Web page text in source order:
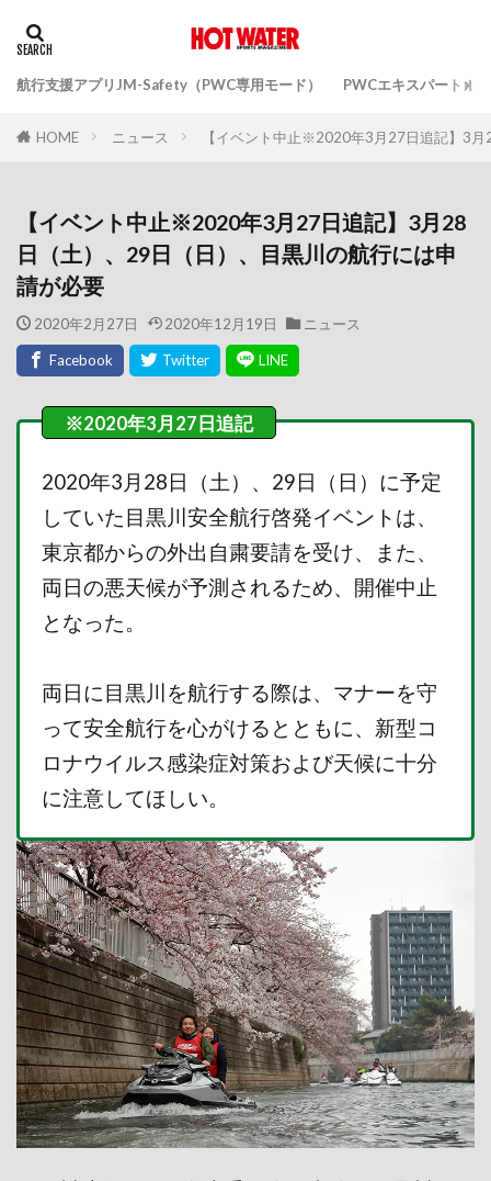
航行支援アプリJM-Safety（PWC専用モード） PWCエキスパートガ
HOME ニュース 【イベント中止※2020年3月27日追記】3
【イベント中止※2020年3月27日追記】3月28
日（土）、29日（日）、目黒川の航行には申
請が必要
2020年2月27日 2020年12月19日 ニュース
2020年3月28日（土）、29日（日）に予定
していた目黒川安全航行啓発イベントは、
東京都からの外出自粛要請を受け、また、
両日の悪天候が予測されるため、開催中止
となった。
両日に目黒川を航行する際は、マナーを守
って安全航行を心がけるとともに、新型コ
ロナウイルス感染症対策および天候に十分
に注意してほしい。